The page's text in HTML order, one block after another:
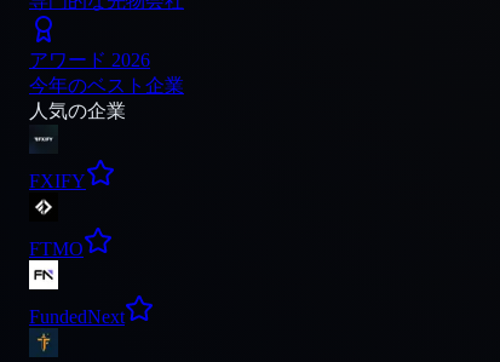
アワード 2026
今年のベスト企業
人気の企業
FXIFY
FTMO
FundedNext